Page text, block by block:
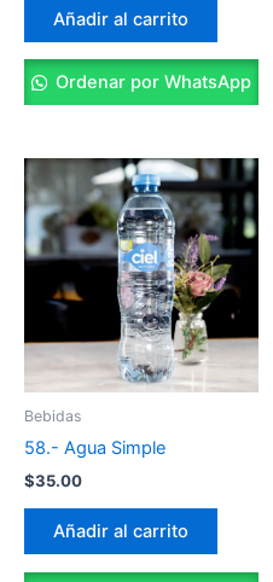
Añadir al carrito
Ordenar por WhatsApp
Bebidas
58.- Agua Simple
$35.00
Añadir al carrito